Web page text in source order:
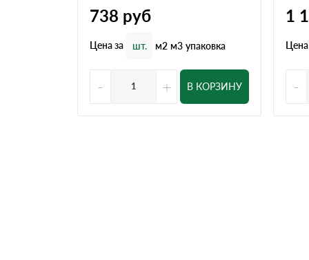
738 руб
Цена за шт. м2 м3 упаковка
- + В КОРЗИНУ
1
Цена
-